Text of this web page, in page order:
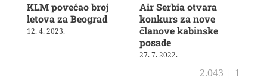
KLM povećao broj
letova za Beograd
12. 4. 2023.
Air Serbia otvara
konkurs za nove
članove kabinske
posade
27. 7. 2022.
2.043 | 1